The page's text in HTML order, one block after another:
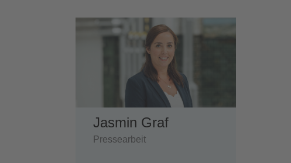
Jasmin Graf
Pressearbeit